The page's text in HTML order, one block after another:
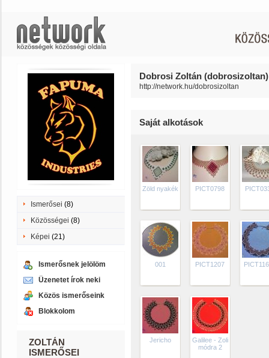
Ismerősei (8)
Közösségei (8)
Képei (21)
Ismerősnek jelölöm
Üzenetet írok neki
Közös ismerőseink
Blokkolom
ZOLTÁN
ISMERŐSEI
Dobrosi Zoltán
http://network.hu/dobrosizoltan
Saját alkotások
Zöld nyakék PICT0798
001 PICT1207
Jericho
Galilee - Zoli
módra 2